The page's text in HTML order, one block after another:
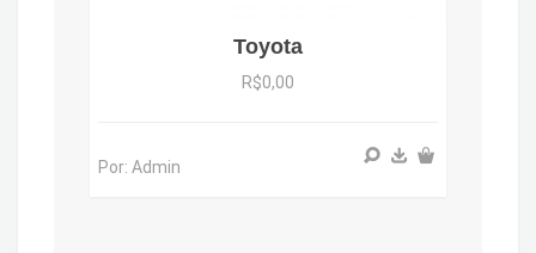
Toyota
R$0,00
Por: Admin